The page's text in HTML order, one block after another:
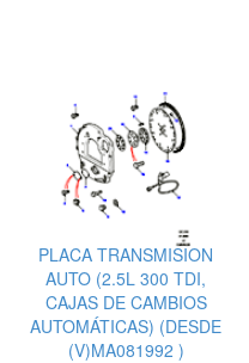
PLACA TRANSMISION
AUTO (2.5L 300 TDI,
CAJAS DE CAMBIOS
AUTOMÁTICAS) (DESDE
(V)MA081992 )